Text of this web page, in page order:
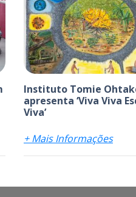
Instituto Tomie
apresenta ‘Viva Viva
Viva’
+ Mais Informações